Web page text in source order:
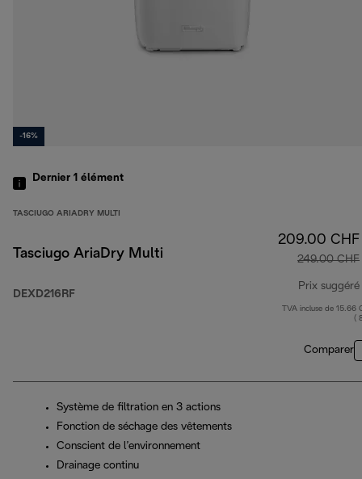
-16%
Dernier 1 élément
TASCIUGO ARIADRY MULTI
Tasciugo AriaDry Multi
DEXD216RF
209.00 CHF
249.00 CHF
Prix suggéré
TVA incluse de 15.66
(
Comparer
Système de filtration en 3 actions
Fonction de séchage des vêtements
Conscient de l’environnement
Drainage continu